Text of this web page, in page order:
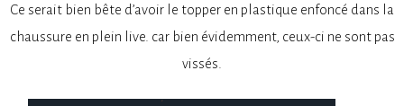
Ce serait bien bête d’avoir le topper en plastique enfoncé dans la
chaussure en plein live. car bien évidemment, ceux-ci ne sont pas
vissés.